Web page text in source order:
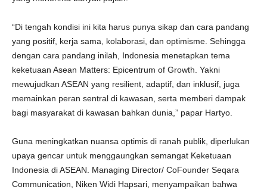
“Di tengah kondisi ini kita harus punya sikap dan cara pandang
yang positif, kerja sama, kolaborasi, dan optimisme. Sehingga
dengan cara pandang inilah, Indonesia menetapkan tema
keketuaan Asean Matters: Epicentrum of Growth. Yakni
mewujudkan ASEAN yang resilient, adaptif, dan inklusif, juga
memainkan peran sentral di kawasan, serta memberi dampak
bagi masyarakat di kawasan bahkan dunia,” papar Hartyo.
Guna meningkatkan nuansa optimis di ranah publik, diperlukan
upaya gencar untuk menggaungkan semangat Keketuaan
Indonesia di ASEAN. Managing Director/ CoFounder Seqara
Communication, Niken Widi Hapsari, menyampaikan bahwa